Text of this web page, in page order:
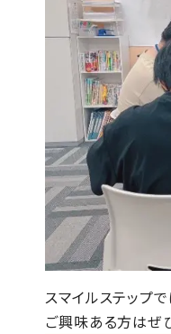
スマイルステップ
ご興味ある方はぜ